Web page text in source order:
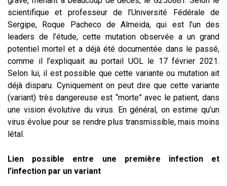
scientifique et professeur de l’Université Fédérale de
Sergipe, Roque Pacheco de Almeida, qui est l’un des
leaders de l’étude, cette mutation observée a un grand
potentiel mortel et a déjà été documentée dans le passé,
comme il l’expliquait au portail UOL le 17 février 2021.
Selon lui, il est possible que cette variante ou mutation ait
déjà disparu. Cyniquement on peut dire que cette variante
(variant) très dangereuse est “morte” avec le patient, dans
une vision évolutive du virus. En général, on estime qu’un
virus évolue pour se rendre plus transmissible, mais moins
létal.
Lien possible entre une première infection et
l’infection par un variant